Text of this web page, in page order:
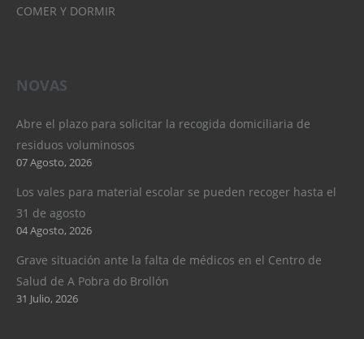
COMER Y DORMIR
NOVAS
Abre el plazo para solicitar la recogida domiciliaria de
residuos voluminosos
07 Agosto, 2026
Los vales para material escolar se pueden recoger hasta el
31 de agosto
04 Agosto, 2026
Grave situación ante la falta de médicos en el Centro de
Salud de A Pobra do Brollón
31 Julio, 2026